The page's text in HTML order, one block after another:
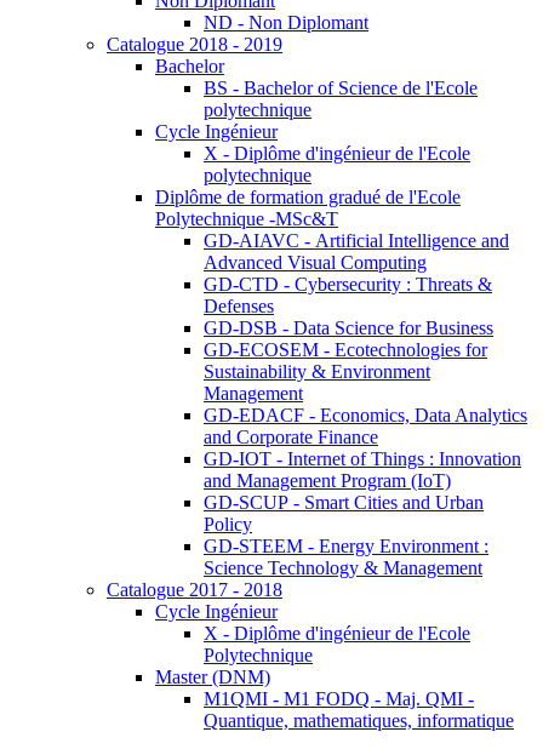
ND - Non Diplomant
Catalogue 2018 - 2019
Bachelor
BS - Bachelor of Science de l'Ecole
polytechnique
Cycle Ingénieur
X - Diplôme d'ingénieur de l'Ecole
polytechnique
Diplôme de formation gradué de l'Ecole
Polytechnique -MSc&T
GD-AIAVC - Artificial Intelligence and
Advanced Visual Computing
GD-CTD - Cybersecurity : Threats &
Defenses
GD-DSB - Data Science for Business
GD-ECOSEM - Ecotechnologies for
Sustainability & Environment
Management
GD-EDACF - Economics, Data Analytics
and Corporate Finance
GD-IOT - Internet of Things : Innovation
and Management Program (IoT)
GD-SCUP - Smart Cities and Urban
Policy
GD-STEEM - Energy Environment :
Science Technology & Management
Catalogue 2017 - 2018
Cycle Ingénieur
X - Diplôme d'ingénieur de l'Ecole
Polytechnique
Master (DNM)
M1QMI - M1 FODQ - Maj. QMI -
Quantique, mathematiques, informatique